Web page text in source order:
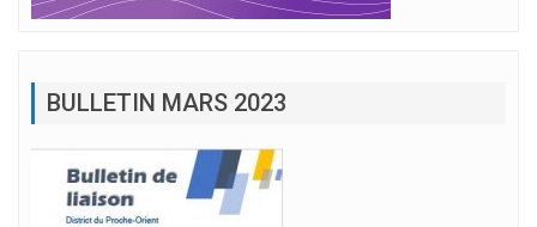
BULLETIN MARS 2023